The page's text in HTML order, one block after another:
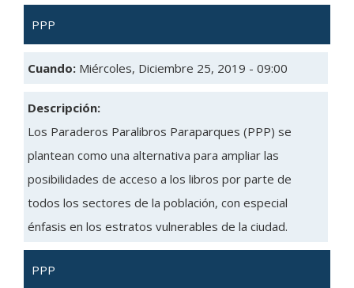
PPP
Cuando: Miércoles, Diciembre 25, 2019 - 09:00
Descripción:
Los Paraderos Paralibros Paraparques (PPP) se
plantean como una alternativa para ampliar las
posibilidades de acceso a los libros por parte de
todos los sectores de la población, con especial
énfasis en los estratos vulnerables de la ciudad.
PPP